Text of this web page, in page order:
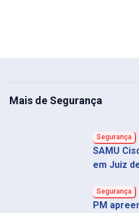
Mais de Segurança
Segurança
SAMU
em Juiz
Segurança
PM